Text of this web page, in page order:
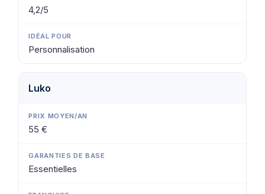
4,2/5
Personnalisation
Luko
55 €
Essentielles